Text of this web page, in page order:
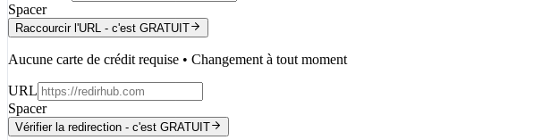
Spacer
Raccourcir l'URL - c'est GRATUIT
Aucune carte de crédit requise • Changement à tout moment
URL
Spacer
Vérifier la redirection - c'est GRATUIT